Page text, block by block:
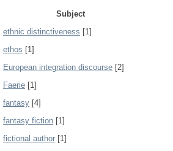
Subject
ethnic distinctiveness [1]
ethos [1]
European integration discourse [2]
Faerie [1]
fantasy [4]
fantasy fiction [1]
fictional author [1]